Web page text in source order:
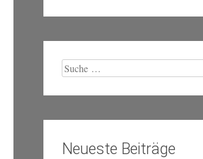
Suche
nach:
Neueste Beiträge